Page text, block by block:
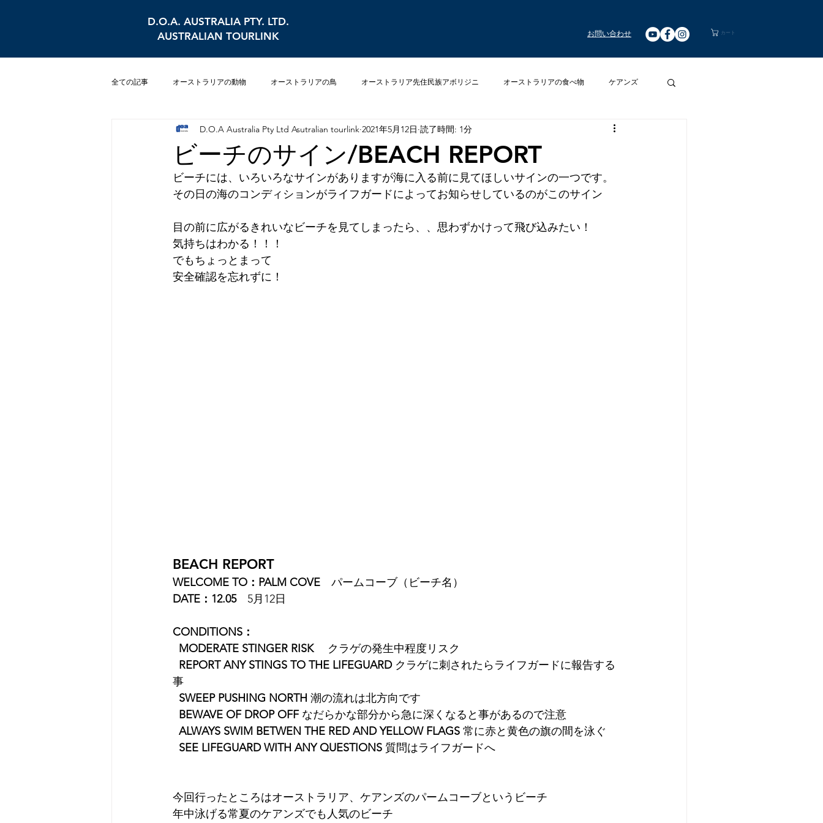
D.O.A. AUSTRALIA PTY. LTD.
AUSTRALIAN TOURLINK
お問い合わせ カート
全ての記事 オーストラリアの動物 オーストラリアの鳥 オーストラリア先住民族アボリジニ オーストラリアの食べ物 ケアンズ
水族館 パース オーストラリアの植物 オーストラリアの危険な生き物
ビーチのサイン/BEACH REPORT
D.O.A Australia Pty Ltd Asutralian tourlink 2021年5月12日 読了時間: 1分
ビーチには、いろいろなサインがありますが海に入る前に見てほしいサインの一つです。
その日の海のコンディションがライフガードによってお知らせしているのがこのサイン
目の前に広がるきれいなビーチを見てしまったら、、思わずかけって飛び込みたい！
気持ちはわかる！！！
でもちょっとまって
安全確認を忘れずに！
BEACH REPORT
WELCOME TO：PALM COVE パームコーブ（ビーチ名）
DATE：12.05 5月12日
CONDITIONS：
MODERATE STINGER RISK クラゲの発生中程度リスク
REPORT ANY STINGS TO THE LIFEGUARD クラゲに刺されたらライフガードに報告する
事
SWEEP PUSHING NORTH 潮の流れは北方向です
BEWAVE OF DROP OFF なだらかな部分から急に深くなると事があるので注意
ALWAYS SWIM BETWEN THE RED AND YELLOW FLAGS 常に赤と黄色の旗の間を泳ぐ
SEE LIFEGUARD WITH ANY QUESTIONS 質問はライフガードへ
今回行ったところはオーストラリア、ケアンズのパームコーブというビーチ
年中泳げる常夏のケアンズでも人気のビーチ